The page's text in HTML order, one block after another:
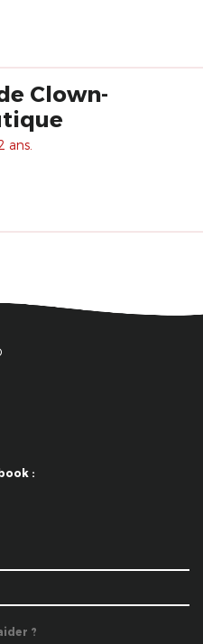
Clown-
ans.
: